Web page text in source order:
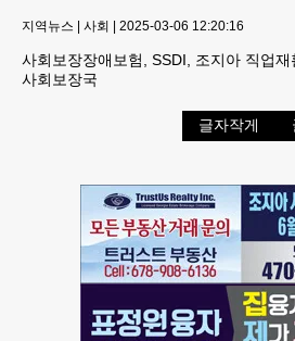
지역뉴스 | 사회 | 2025-03-06 12:20:16
사회보장장애보험, SSDI, 조지아 직업재
사회보장국
글자작게